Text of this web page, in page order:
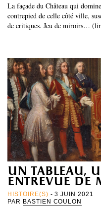
La façade du Château qui
contrepied de celle côté ville,
de critiques. Jeu de miroirs…
un tableau,
entrevue de
HISTOIRE(S) - 3 JUIN 2021
PAR BASTIEN COULON